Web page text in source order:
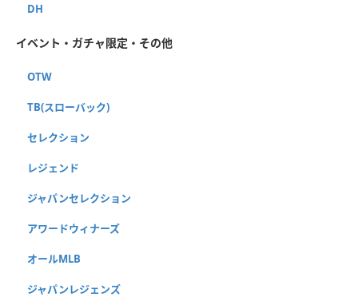
DH
イベント・ガチャ限定・その他
OTW
TB(スローバック)
セレクション
レジェンド
ジャパンセレクション
アワードウィナーズ
オールMLB
ジャパンレジェンズ